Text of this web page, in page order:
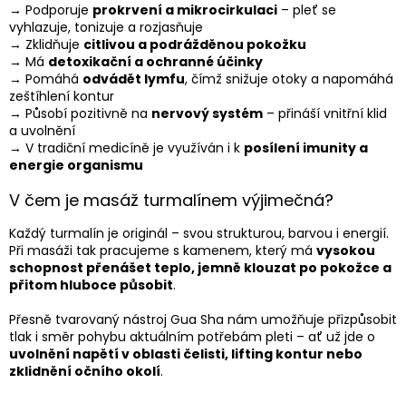
→ Podporuje prokrvení a mikrocirkulaci – pleť se
vyhlazuje, tonizuje a rozjasňuje
→ Zklidňuje citlivou a podrážděnou pokožku
→ Má detoxikační a ochranné účinky
→ Pomáhá odvádět lymfu, čímž snižuje otoky a napomáhá
zeštíhlení kontur
→ Působí pozitivně na nervový systém – přináší vnitřní klid
a uvolnění
→ V tradiční medicíně je využíván i k posílení imunity a
energie organismu
V čem je masáž turmalínem výjimečná?
Každý turmalín je originál – svou strukturou, barvou i energií.
Při masáži tak pracujeme s kamenem, který má vysokou
schopnost přenášet teplo, jemně klouzat po pokožce a
přitom hluboce působit.
Přesně tvarovaný nástroj Gua Sha nám umožňuje přizpůsobit
tlak i směr pohybu aktuálním potřebám pleti – ať už jde o
uvolnění napětí v oblasti čelisti, lifting kontur nebo
zklidnění očního okolí.